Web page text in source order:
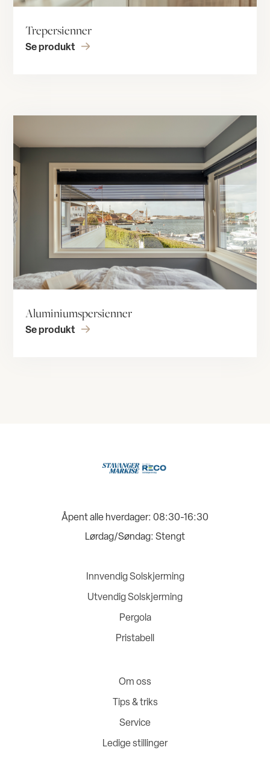
Trepersienner
Se produkt
Aluminiumspersienner
Se produkt
Åpent alle hverdager: 08:30-16:30
Lørdag/Søndag: Stengt
Innvendig Solskjerming
Utvendig Solskjerming
Pergola
Pristabell
Om oss
Tips & triks
Service
Ledige stillinger